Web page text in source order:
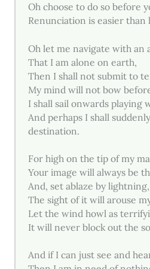
Oh choose to do so before
Renunciation is easier than
Oh let me navigate with an
That I am alone on earth,
Then I shall not submit to
My mind will not bow
I shall sail onwards playing
And perhaps I shall
destination.
For high on the tip of my
Your image will always be
And, set ablaze by lightning,
The sight of it will arouse
Let the wind howl as
It will never block out the
And if I can just see and